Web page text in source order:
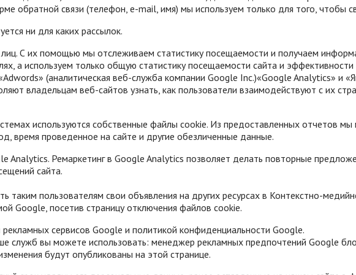
связи (телефон, e-mail, имя) мы используем только для того, чтобы
ни для каких рассылок.
С их помощью мы отслеживаем статистику посещаемости и получаем
а используем только общую статистику посещаемости сайта и
(аналитическая веб-служба компании Google Inc.)«Google Analytics» и
владельцам веб-сайтов узнать, как пользователи взаимодействуют с их
используются собственные файлы cookie. Из предоставленных отчетов
время проведенное на сайте и другие обезличенные данные.
Analytics. Ремаркетинг в Google Analytics позволяет делать повторные
сайта.
пользователям свои объявления на других ресурсах в Контекстно-
Google, посетив страницу отключения файлов cookie.
сервисов Google и политикой конфиденциальности Google.
служб вы можете использовать: менеджер рекламных предпочтений Google
будут опубликованы на этой странице.